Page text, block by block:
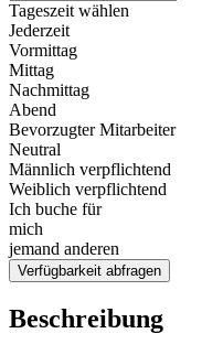
Tageszeit wählen
Jederzeit
Vormittag
Mittag
Nachmittag
Abend
Bevorzugter Mitarbeiter
Neutral
Männlich verpflichtend
Weiblich verpflichtend
Ich buche für
mich
jemand anderen
Verfügbarkeit abfragen
Beschreibung